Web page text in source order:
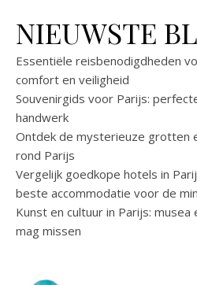
NIEUWSTE
Essentiële reisbenodigdheden
comfort en veiligheid
Souvenirgids voor Parijs:
handwerk
Ontdek de mysterieuze grotten
rond Parijs
Vergelijk goedkope hotels in
beste accommodatie voor de
Kunst en cultuur in Parijs:
mag missen